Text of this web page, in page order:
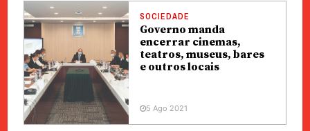
SOCIEDADE
Governo manda
encerrar cinemas,
teatros, museus, bares
e outros locais
5 Ago 2021